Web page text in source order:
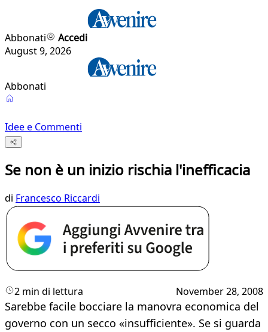
Abbonati
Accedi
August 9, 2026
Abbonati
Idee e Commenti
Se non è un inizio rischia l'inefficacia
di Francesco Riccardi
2 min di lettura November 28, 2008
Sarebbe facile bocciare la manovra economica del
governo con un secco «insufficiente». Se si guarda